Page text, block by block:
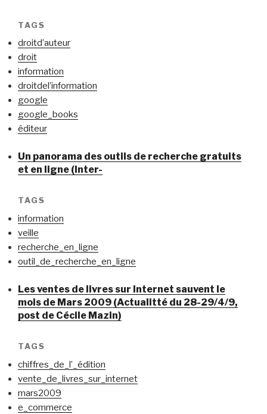
TAGS
droitd’auteur
droit
information
droitdel’information
google
google_books
éditeur
Un panorama des outils de recherche gratuits
et en ligne (Inter-
TAGS
information
veille
recherche_en_ligne
outil_de_recherche_en_ligne
Les ventes de livres sur Internet sauvent le
mois de Mars 2009 (Actualitté du 28-29/4/9,
post de Cécile Mazin)
TAGS
chiffres_de_l’_édition
vente_de_livres_sur_internet
mars2009
e_commerce